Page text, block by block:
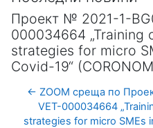
Проект № 2021-1-
000034664 „Training
strategies for micro
Covid-19“
← ZOOM среща по
VET-000034664
strategies for micro SMEs